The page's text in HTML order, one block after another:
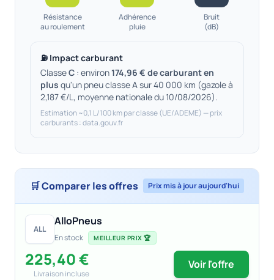
Résistance
au roulement
Adhérence
pluie
Bruit
(dB)
⛽ Impact carburant
ClasseC : environ174,96 € de carburant en
plus qu'un pneu classe A sur 40 000 km (gazole à
2,187 €/L, moyenne nationale du 10/08/2026).
Estimation ~0,1 L/100 km par classe (UE/ADEME) — prix
carburants : data.gouv.fr
🛒 Comparer les offres Prix mis à jour aujourd'hui
ALL
AlloPneus
En stock MEILLEUR PRIX 🏆
225,40 €
Livraison incluse
Voir l'offre